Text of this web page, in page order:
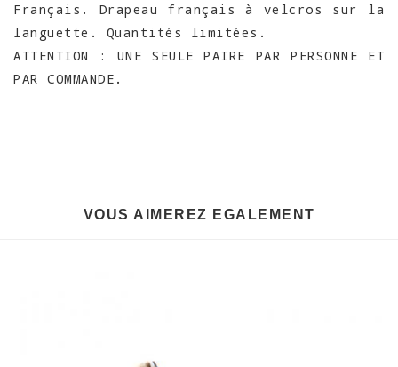
Français. Drapeau français à velcros sur la
languette. Quantités limitées.
ATTENTION : UNE SEULE PAIRE PAR PERSONNE ET
PAR COMMANDE.
VOUS AIMEREZ EGALEMENT